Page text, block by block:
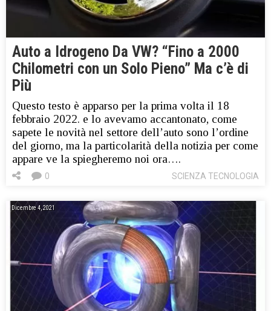
Auto a Idrogeno Da VW? “Fino a 2000
Chilometri con un Solo Pieno” Ma c’è di
Più
Questo testo è apparso per la prima volta il 18
febbraio 2022. e lo avevamo accantonato, come
sapete le novità nel settore dell’auto sono l’ordine
del giorno, ma la particolarità della notizia per come
appare ve la spiegheremo noi ora….
SCIENZA TECNOLOGIA
0
Dicembre 4, 2021